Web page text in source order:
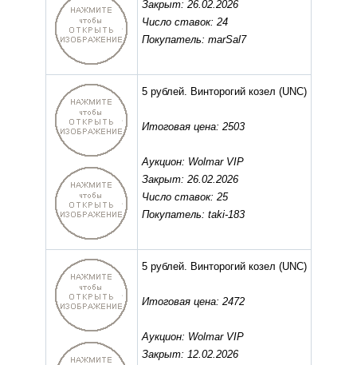
Закрыт: 26.02.2026
Число ставок: 24
Покупатель: marSal7
5 рублей. Винторогий козел (UNC)
Итоговая цена: 2503
Аукцион: Wolmar VIP
Закрыт: 26.02.2026
Число ставок: 25
Покупатель: taki-183
5 рублей. Винторогий козел (UNC)
Итоговая цена: 2472
Аукцион: Wolmar VIP
Закрыт: 12.02.2026